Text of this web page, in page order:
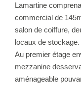
Lamartine
commercial de
salon de coiffure,
locaux de stockage.
Au premier étage
mezzanine
aménageable